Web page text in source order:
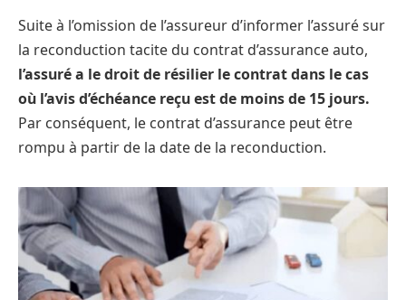
Suite à l’omission de l’assureur d’informer l’assuré sur
la reconduction tacite du contrat d’assurance auto,
l’assuré a le droit de résilier le contrat dans le cas
où l’avis d’échéance reçu est de moins de 15 jours.
Par conséquent, le contrat d’assurance peut être
rompu à partir de la date de la reconduction.